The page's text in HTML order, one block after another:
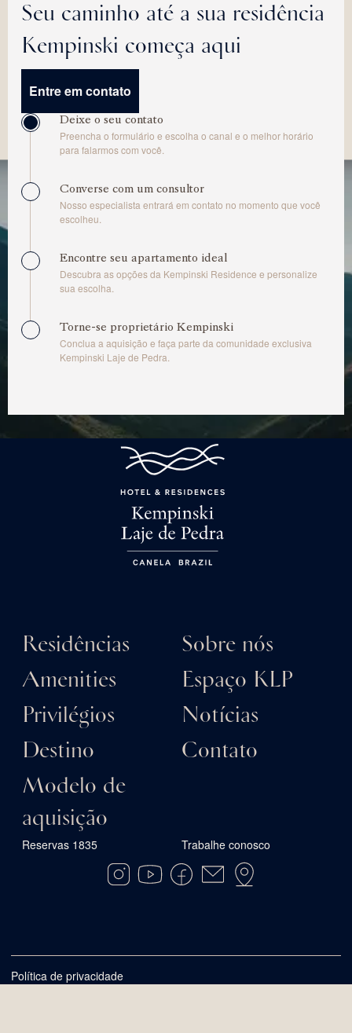
Seu caminho até a sua residência
Kempinski começa aqui
Entre em contato
Deixe o seu contato
Preencha o formulário e escolha o canal e o melhor horário
para falarmos com você.
Converse com um consultor
Nosso especialista entrará em contato no momento que você
escolheu.
Encontre seu apartamento ideal
Descubra as opções da Kempinski Residence e personalize
sua escolha.
Torne-se proprietário Kempinski
Conclua a aquisição e faça parte da comunidade exclusiva
Kempinski Laje de Pedra.
Residências
Amenities
Privilégios
Destino
Modelo de
aquisição
Sobre nós
Espaço KLP
Notícias
Contato
Reservas 1835 Trabalhe conosco
Política de privacidade